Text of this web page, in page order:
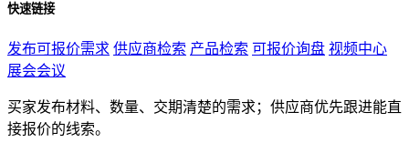
快速链接
发布可报价需求 供应商检索 产品检索 可报价询盘 视频中心
展会会议
买家发布材料、数量、交期清楚的需求；供应商优先跟进能直
接报价的线索。